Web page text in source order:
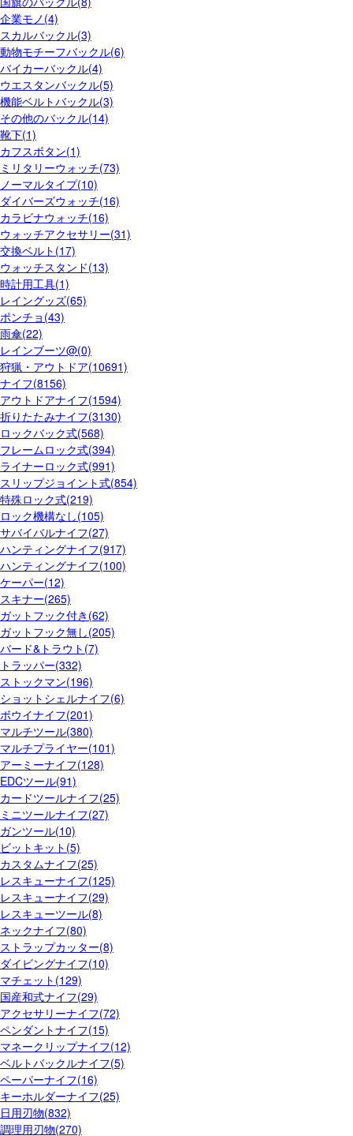
企業モノ(4)
スカルバックル(3)
動物モチーフバックル(6)
バイカーバックル(4)
ウエスタンバックル(5)
機能ベルトバックル(3)
その他のバックル(14)
靴下(1)
カフスボタン(1)
ミリタリーウォッチ(73)
ノーマルタイプ(10)
ダイバーズウォッチ(16)
カラビナウォッチ(16)
ウォッチアクセサリー(31)
交換ベルト(17)
ウォッチスタンド(13)
時計用工具(1)
レイングッズ(65)
ポンチョ(43)
雨傘(22)
レインブーツ@(0)
狩猟・アウトドア(10691)
ナイフ(8156)
アウトドアナイフ(1594)
折りたたみナイフ(3130)
ロックバック式(568)
フレームロック式(394)
ライナーロック式(991)
スリップジョイント式(854)
特殊ロック式(219)
ロック機構なし(105)
サバイバルナイフ(27)
ハンティングナイフ(917)
ハンティングナイフ(100)
ケーパー(12)
スキナー(265)
ガットフック付き(62)
ガットフック無し(205)
バード&トラウト(7)
トラッパー(332)
ストックマン(196)
ショットシェルナイフ(6)
ボウイナイフ(201)
マルチツール(380)
マルチプライヤー(101)
アーミーナイフ(128)
EDCツール(91)
カードツールナイフ(25)
ミニツールナイフ(27)
ガンツール(10)
ビットキット(5)
カスタムナイフ(25)
レスキューナイフ(125)
レスキューナイフ(29)
レスキューツール(8)
ネックナイフ(80)
ストラップカッター(8)
ダイビングナイフ(10)
マチェット(129)
国産和式ナイフ(29)
アクセサリーナイフ(72)
ペンダントナイフ(15)
マネークリップナイフ(12)
ベルトバックルナイフ(5)
ペーパーナイフ(16)
キーホルダーナイフ(25)
日用刃物(832)
調理用刃物(270)